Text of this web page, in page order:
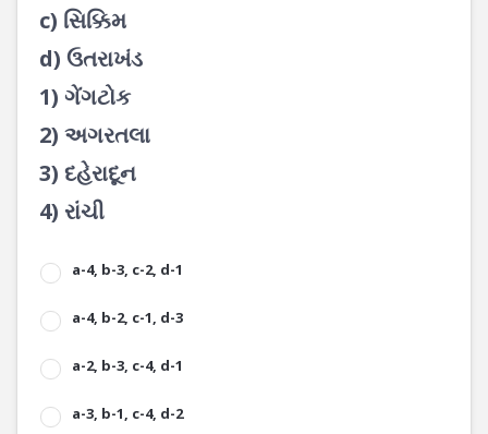
c) સિક્કિમ
d) ઉતરાખંડ
1) ગેંગટોક
2) અગરતલા
3) દહેરાદૂન
4) રાંચી
a-4, b-3, c-2, d-1
a-4, b-2, c-1, d-3
a-2, b-3, c-4, d-1
a-3, b-1, c-4, d-2